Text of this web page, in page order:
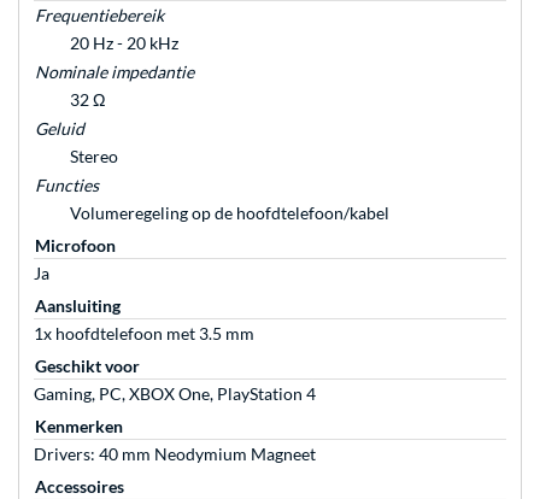
Frequentiebereik
20 Hz - 20 kHz
Nominale impedantie
32 Ω
Geluid
Stereo
Functies
Volumeregeling op de hoofdtelefoon/kabel
Microfoon
Ja
Aansluiting
1x hoofdtelefoon met 3.5 mm
Geschikt voor
Gaming, PC, XBOX One, PlayStation 4
Kenmerken
Drivers: 40 mm Neodymium Magneet
Accessoires